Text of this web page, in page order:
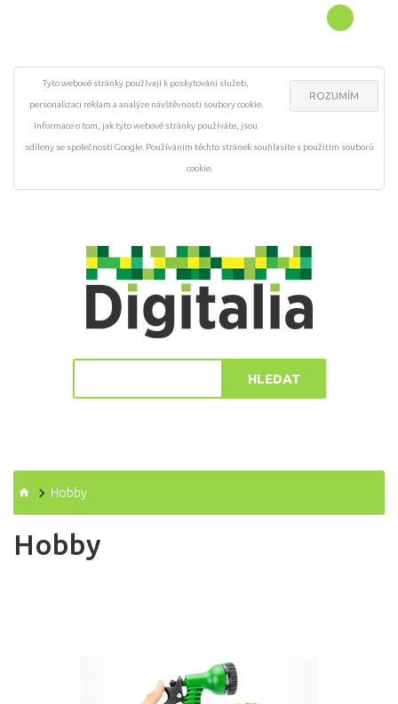
ROZUMÍM
Tyto webové stránky používají k poskytování služeb,
personalizaci reklam a analýze návštěvnosti soubory cookie.
Informace o tom, jak tyto webové stránky používáte, jsou
sdíleny se společností Google. Používáním těchto stránek souhlasíte s použitím souborů
cookie.
HLEDAT
Hobby
Hobby